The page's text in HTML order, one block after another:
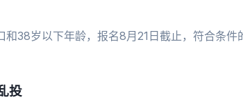
38岁以下年龄，报名8月21日截止，符合条件
投